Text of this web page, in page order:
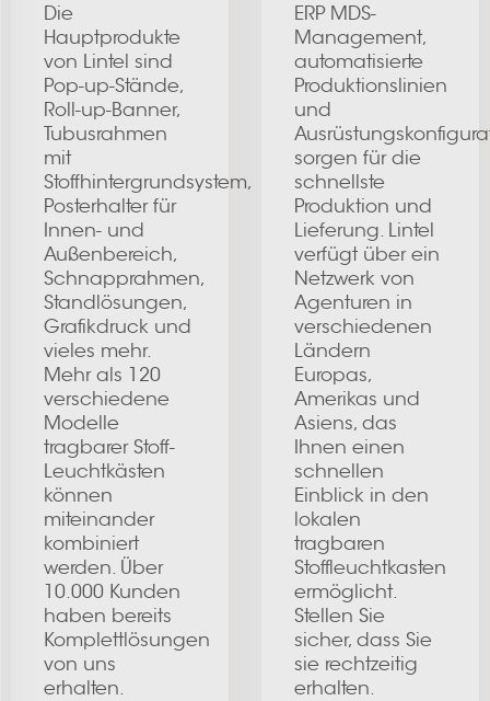
Die
Hauptprodukte
von Lintel sind
Pop-up-Stände,
Roll-up-Banner,
Tubusrahmen
mit
Stoffhintergrundsystem,
Posterhalter für
Innen- und
Außenbereich,
Schnapprahmen,
Standlösungen,
Grafikdruck und
vieles mehr.
Mehr als 120
verschiedene
Modelle
tragbarer Stoff-
Leuchtkästen
können
miteinander
kombiniert
werden. Über
10.000 Kunden
haben bereits
Komplettlösungen
von uns
erhalten.
ERP MDS-
Management,
automatisierte
Produktionslinien
und
sorgen für die
schnellste
Produktion und
Lieferung. Lintel
verfügt über ein
Netzwerk von
Agenturen in
verschiedenen
Ländern
Europas,
Amerikas und
Asiens, das
Ihnen einen
schnellen
Einblick in den
lokalen
tragbaren
Stoffleuchtkasten
ermöglicht.
Stellen Sie
sicher, dass Sie
sie rechtzeitig
erhalten.